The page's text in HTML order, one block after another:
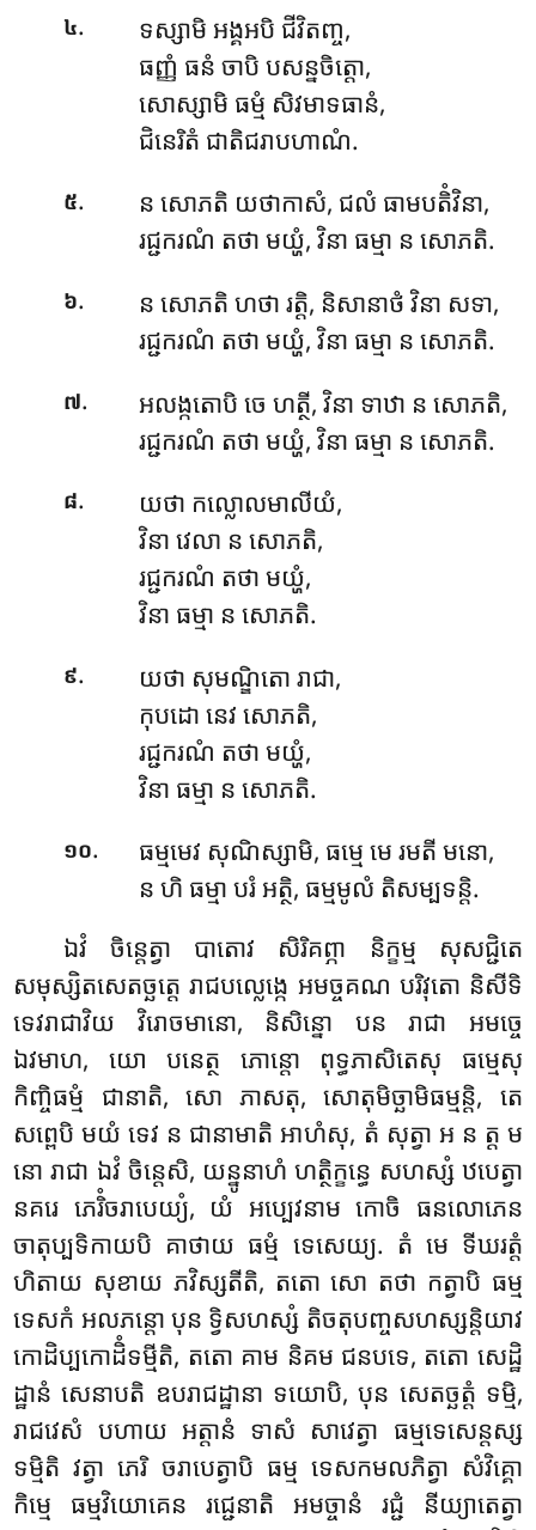
៤.
ទស្សាមិ អង្គអបិ ជីវិតញ្ច,
ធញ្ញំ ធនំ ចាបិ បសន្នចិត្តោ,
សោស្សាមិ ធម្មំ សិវមាទធានំ,
ជិនេរិតំ ជាតិជរាបហាណំ.
៥.
ន សោភតិ យថាកាសំ, ជលំ ធាមបតិំវិនា,
រជ្ជករណំ តថា មយ្ហំ, វិនា ធម្មា ន សោភតិ.
៦.
ន សោភតិ ហថា រត្តិ, និសានាថំ វិនា សទា,
រជ្ជករណំ តថា មយ្ហំ, វិនា ធម្មា ន សោភតិ.
៧. អលង្កតោបិ ចេ ហត្ថី, វិនា ទាឋា ន សោភតិ,
រជ្ជករណំ តថា មយ្ហំ, វិនា ធម្មា ន សោភតិ.
៨.
យថា កល្លោលមាលីយំ,
វិនា វេលា ន សោភតិ,
រជ្ជករណំ តថា មយ្ហំ,
វិនា ធម្មា ន សោភតិ.
៩.
យថា សុមណ្ឌិតោ រាជា,
កុបដោ នេវ សោភតិ,
រជ្ជករណំ តថា មយ្ហំ,
វិនា ធម្មា ន សោភតិ.
១០.
ធម្មមេវ សុណិស្សាមិ, ធម្មេ មេ រមតី មនោ,
ន ហិ ធម្មា បរំ អត្ថិ, ធម្មមូលំ តិសម្បទន្តិ.
ឯវំ ចិន្តេត្វា បាតោវ សិរិគព្ភា និក្ខម្ម សុសជ្ជិតេ
សមុស្សិតសេតច្ឆត្តេ រាជបល្លេង្កេ អមច្ចគណ បរិវុតោ និសីទិ
ទេវរាជាវិយ វិរោចមានោ, និសិន្នោ បន រាជា អមច្ចេ
ឯវមាហ, យោ បនេត្ថ ភោន្តោ ពុទ្ធភាសិតេសុ ធម្មេសុ
កិញ្ចិធម្មំ ជានាតិ, សោ ភាសតុ, សោតុមិច្ឆាមិធម្មន្តិ, តេ
សព្ពេបិ មយំ ទេវ ន ជានាមាតិ អាហំសុ, តំ សុត្វា អ ន ត្ត ម
នោ រាជា ឯវំ ចិន្តេសិ, យន្នូនាហំ ហត្ថិក្ខន្ធេ សហស្សំ ឋបេត្វា
នគរេ ភេរិំចរាបេយ្យំ, យំ អប្បេវនាម កោចិ ធនលោភេន
ចាតុប្បទិកាយបិ គាថាយ ធម្មំ ទេសេយ្យ. តំ មេ ទីឃរត្តំ
ហិតាយ សុខាយ ភវិស្សតីតិ, តតោ សោ តថា កត្វាបិ ធម្ម
ទេសកំ អលភន្តោ បុន ទ្វិសហស្សំ តិចតុបញ្ចសហស្សន្តិយាវ
កោដិប្បកោដិំទម្មីតិ, តតោ គាម និគម ជនបទេ, តតោ សេដ្ឋិ
ដ្ឋានំ សេនាបតិ ឧបរាជដ្ឋានា ទយោបិ, បុន សេតច្ឆត្តំ ទម្មិ,
រាជវេសំ បហាយ អត្តានំ ទាសំ សាវេត្វា ធម្មទេសេន្តស្ស
ទម្មិតិ វត្វា ភេរិ ចរាបេត្វាបិ ធម្ម ទេសកមលភិត្វា សំវិគ្គោ
កិម្មេ ធម្មវិយោគេន រជ្ជេនាតិ អមច្ចានំ រជ្ជំ នីយ្យាតេត្វា